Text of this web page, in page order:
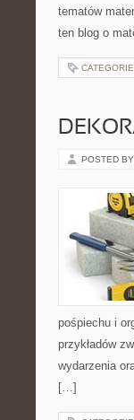
tematów
ten blog o
POSTED
pośpiechu i
przykładów
wydarzenia
[…]